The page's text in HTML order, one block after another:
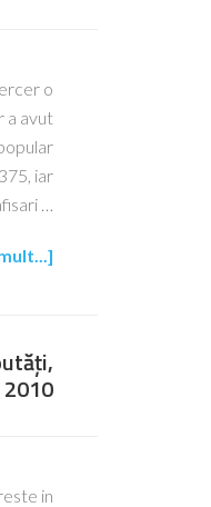
o
a avut
iar
…
in